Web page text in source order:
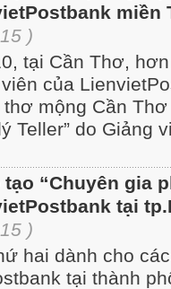
miền
)
tại Cần Thơ,
của
mộng Cần
Teller” do Giảng
tạo “Chuyên gia
tại
)
hai dành cho
tại thành